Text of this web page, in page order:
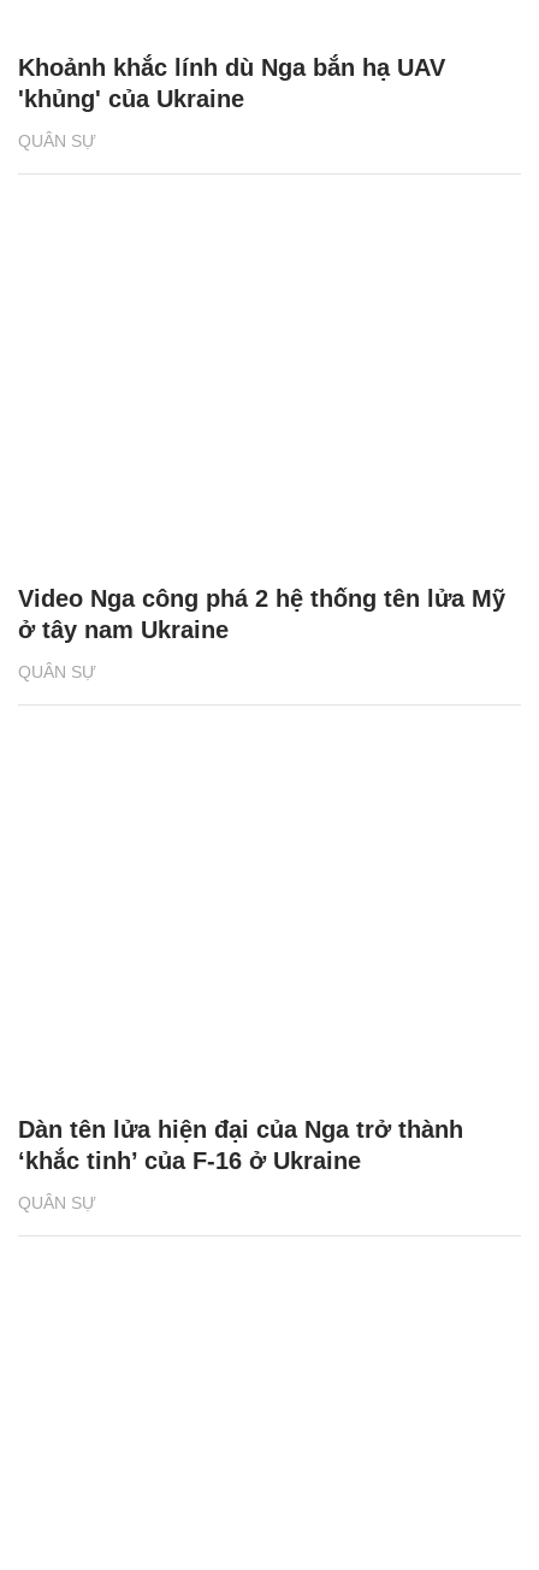
QUÂN SỰ
Khoảnh khắc lính dù Nga bắn hạ UAV
'khủng' của Ukraine
QUÂN SỰ
Video Nga công phá 2 hệ thống tên lửa Mỹ
ở tây nam Ukraine
QUÂN SỰ
Dàn tên lửa hiện đại của Nga trở thành
‘khắc tinh’ của F-16 ở Ukraine